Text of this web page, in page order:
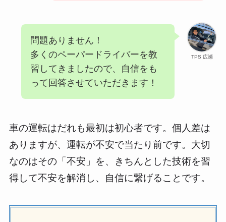
TPS 広瀬
問題ありません！
多くのペーパードライバーを教
習してきましたので、自信をも
って回答させていただきます！
車の運転はだれも最初は初心者です。個人差は
ありますが、運転が不安で当たり前です。大切
なのはその「不安」を、きちんとした技術を習
得して不安を解消し、自信に繋げることです。